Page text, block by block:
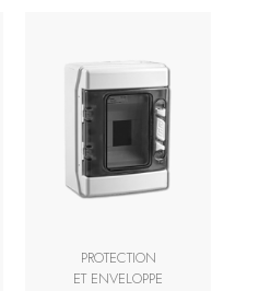
PROTECTION
ET ENVELOPPE